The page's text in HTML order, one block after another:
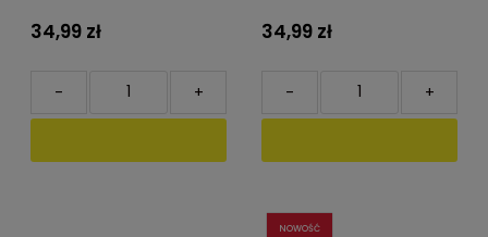
34,99 zł
+
-
34,99 zł
+
-
NOWOŚĆ